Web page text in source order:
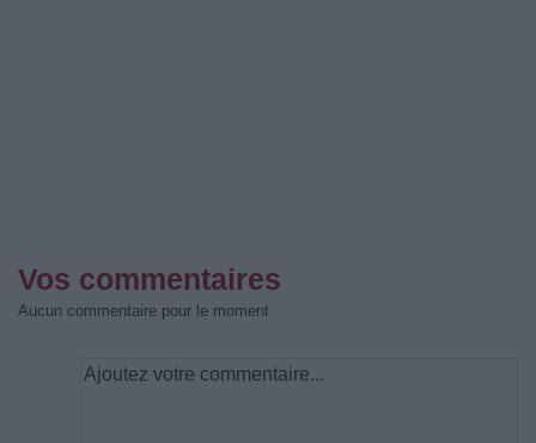
Vos commentaires
Aucun commentaire pour le moment